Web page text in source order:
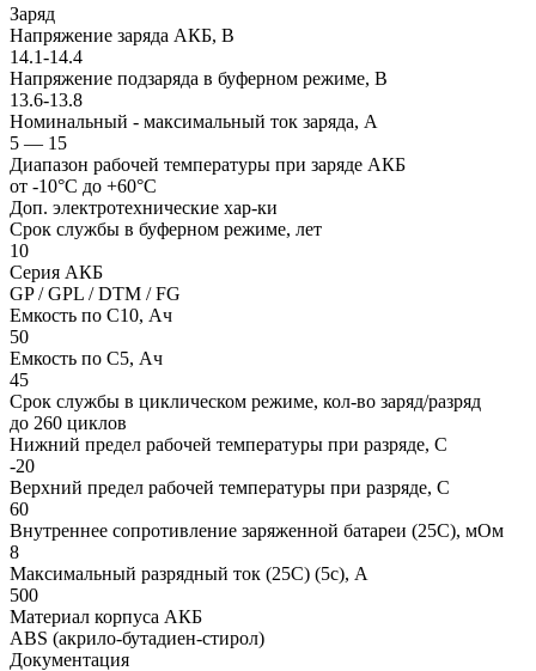
Заряд
Напряжение заряда АКБ, В
14.1-14.4
Напряжение подзаряда в буферном режиме, В
13.6-13.8
Номинальный - максимальный ток заряда, А
5 — 15
Диапазон рабочей температуры при заряде АКБ
от -10°С до +60°С
Доп. электротехнические хар-ки
Срок службы в буферном режиме, лет
10
Серия АКБ
GP / GPL / DTM / FG
Емкость по С10, Ач
50
Емкость по С5, Ач
45
Срок службы в циклическом режиме, кол-во заряд/разряд
до 260 циклов
Нижний предел рабочей температуры при разряде, С
-20
Верхний предел рабочей температуры при разряде, С
60
Внутреннее сопротивление заряженной батареи (25С), мОм
8
Максимальный разрядный ток (25С) (5с), А
500
Материал корпуса АКБ
ABS (акрило-бутадиен-стирол)
Документация